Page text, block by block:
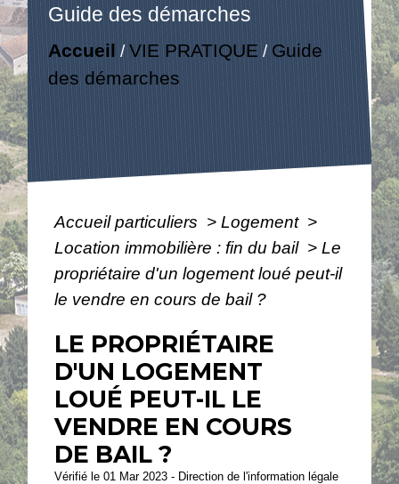
Guide des démarches
Accueil /VIE PRATIQUE / Guide
des démarches
Accueil particuliers > Logement >
Location immobilière : fin du bail > Le
propriétaire d'un logement loué peut-il
le vendre en cours de bail ?
LE PROPRIÉTAIRE
D'UN LOGEMENT
LOUÉ PEUT-IL LE
VENDRE EN COURS
DE BAIL ?
Vérifié le 01 Mar 2023 - Direction de l'information légale